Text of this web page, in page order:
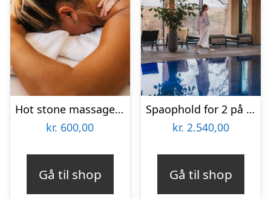
Hot stone massage hos Ermans Massage
kr. 600,00
Gå til shop
Spaophold for 2 på Fjordgaarden
kr. 2.540,00
Gå til shop